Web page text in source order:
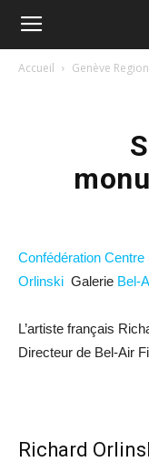
Accueil Genève Region
Confédération Centre
Orlinski Galerie Bel-
L’artiste français
Directeur de Bel-Air
Richard